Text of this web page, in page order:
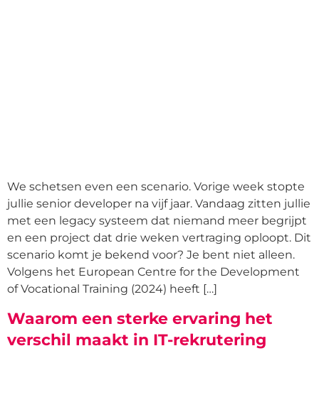
We schetsen even een scenario. Vorige week stopte
jullie senior developer na vijf jaar. Vandaag zitten jullie
met een legacy systeem dat niemand meer begrijpt
en een project dat drie weken vertraging oploopt. Dit
scenario komt je bekend voor? Je bent niet alleen.
Volgens het European Centre for the Development
of Vocational Training (2024) heeft […]
Waarom een sterke ervaring het
verschil maakt in IT-rekrutering